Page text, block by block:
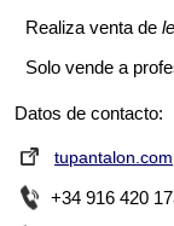
Realiza venta de
Solo vende a
Datos de contacto:
tupantalon.com
+34 916 420